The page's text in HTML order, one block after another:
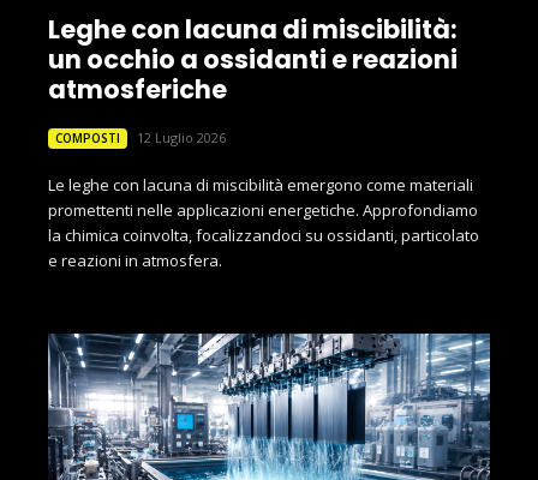
Leghe con lacuna di miscibilità:
un occhio a ossidanti e reazioni
atmosferiche
COMPOSTI 12 Luglio 2026
Le leghe con lacuna di miscibilità emergono come materiali
promettenti nelle applicazioni energetiche. Approfondiamo
la chimica coinvolta, focalizzandoci su ossidanti, particolato
e reazioni in atmosfera.